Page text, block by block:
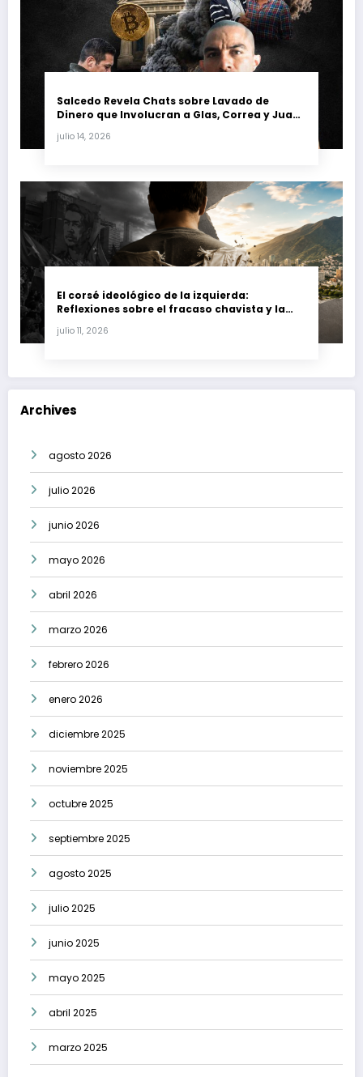
Salcedo Revela Chats sobre Lavado de
Dinero que Involucran a Glas, Correa y Juan
julio 14, 2026
El corsé ideológico de la izquierda:
Reflexiones sobre el fracaso chavista y la
julio 11, 2026
Archives
agosto 2026
julio 2026
junio 2026
mayo 2026
abril 2026
marzo 2026
febrero 2026
enero 2026
diciembre 2025
noviembre 2025
octubre 2025
septiembre 2025
agosto 2025
julio 2025
junio 2025
mayo 2025
abril 2025
marzo 2025